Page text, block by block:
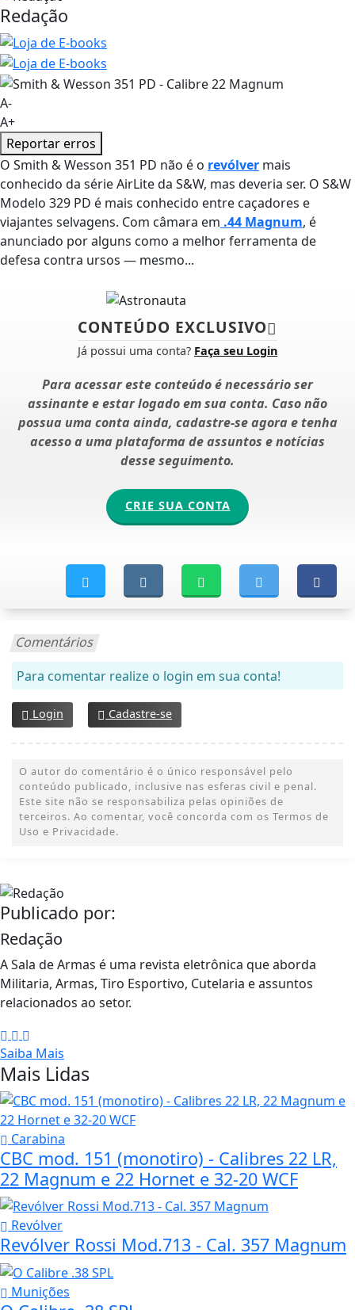
Redação
A-
A+
Reportar erros
O Smith & Wesson 351 PD não é o revólver mais
conhecido da série AirLite da S&W, mas deveria ser. O S&W
Modelo 329 PD é mais conhecido entre caçadores e
viajantes selvagens. Com câmara em .44 Magnum, é
anunciado por alguns como a melhor ferramenta de
defesa contra ursos — mesmo...
CONTEÚDO EXCLUSIVO
Já possui uma conta? Faça seu Login
Para acessar este conteúdo é necessário ser
assinante e estar logado em sua conta. Caso não
possua uma conta ainda, cadastre-se agora e tenha
acesso a uma plataforma de assuntos e notícias
desse seguimento.
CRIE SUA CONTA
Comentários
Para comentar realize o login em sua conta!
Login Cadastre-se
O autor do comentário é o único responsável pelo
conteúdo publicado, inclusive nas esferas civil e penal.
Este site não se responsabiliza pelas opiniões de
terceiros. Ao comentar, você concorda com os Termos de
Uso e Privacidade.
Publicado por:
Redação
A Sala de Armas é uma revista eletrônica que aborda
Militaria, Armas, Tiro Esportivo, Cutelaria e assuntos
relacionados ao setor.
Saiba Mais
Mais Lidas
Carabina
CBC mod. 151 (monotiro) - Calibres 22 LR,
22 Magnum e 22 Hornet e 32-20 WCF
Revólver
Revólver Rossi Mod.713 - Cal. 357 Magnum
Munições